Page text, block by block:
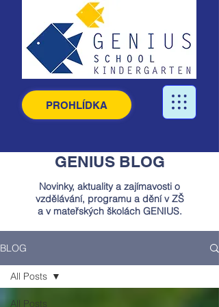
PROHLÍDKA
GENIUS BLOG
Novinky, aktuality a zajímavosti o
vzdělávání, programu a dění v ZŠ
a v mateřských školách GENIUS.
BLOG
All Posts
All Posts